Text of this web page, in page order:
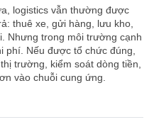
logistics vẫn thường được
thuê xe, gửi hàng, lưu kho,
Nhưng trong môi trường cạnh
phí. Nếu được tổ chức đúng,
trường, kiểm soát dòng tiền,
vào chuỗi cung ứng.